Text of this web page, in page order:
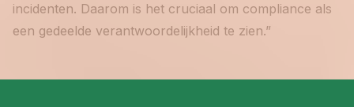
incidenten. Daarom is het cruciaal om compliance als
een gedeelde verantwoordelijkheid te zien.”